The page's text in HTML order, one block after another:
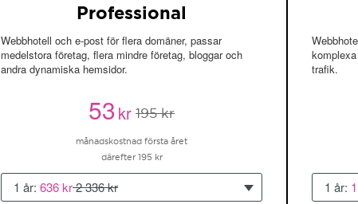
Professional
Webbhotell och e-post för flera domäner, passar
medelstora företag, flera mindre företag, bloggar och
andra dynamiska hemsidor.
53kr 195 kr
månadskostnad första året
därefter 195 kr
1 år: 636 kr2 336 kr
trafik.
1 år: